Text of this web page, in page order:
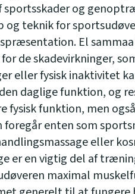
sportsskader og
og teknik for
El sammaa
de skadevirkninger,
eller fysisk inaktivitet
daglige funktion, og
fysisk funktion, men
foregår enten som
eller
er en vigtig del af
maximal